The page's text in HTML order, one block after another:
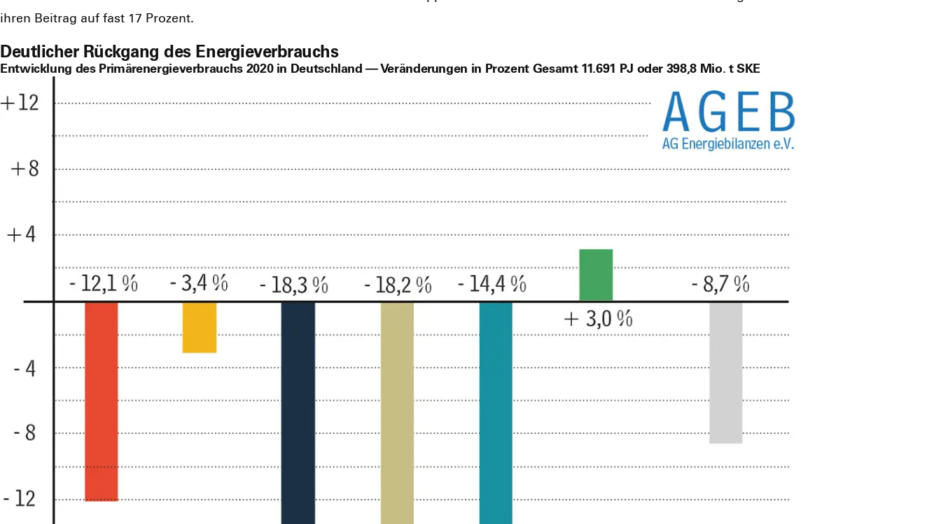
ihren Bei­trag auf fast 17 Pro­zent.
Deutlicher Rückgang des Energieverbrauchs
Entwicklung des Primärenergieverbrauchs 2020 in Deutschland — Veränderungen in Prozent Gesamt 11.691 PJ oder 398,8 Mio. t SKE